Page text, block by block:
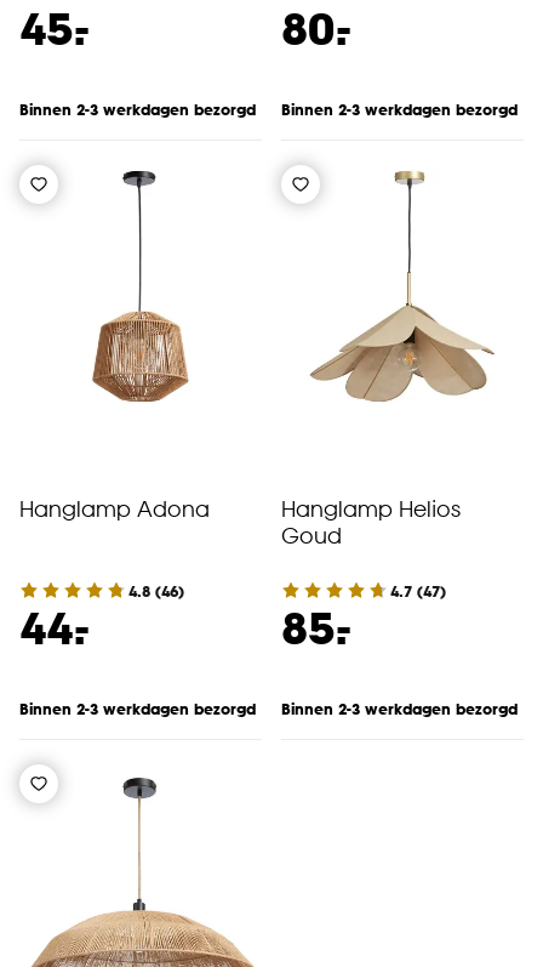
45.
-
Binnen 2-3 werkdagen bezorgd
80.
-
Binnen 2-3 werkdagen bezorgd
Hanglamp Adona
4.8 (46)
44.
-
Binnen 2-3 werkdagen bezorgd
Hanglamp Helios
Goud
4.7 (47)
85.
-
Binnen 2-3 werkdagen bezorgd